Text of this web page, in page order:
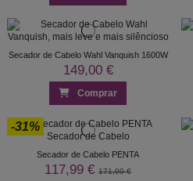
Secador de Cabelo Wahl Vanquish 1600W
149,00 €
Comprar
-31%
Secador de Cabelo PENTA
117,99 € 171,00 €